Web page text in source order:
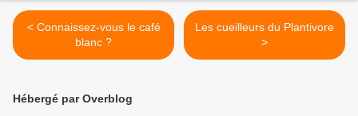
< Connaissez-vous le café
blanc ?
Les cueilleurs du Plantivore
>
Hébergé par Overblog